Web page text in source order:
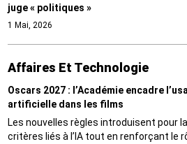
juge « politiques »
1 Mai, 2026
Affaires Et Technologie
Oscars 2027 : l’Académie encadre
artificielle dans les films
Les nouvelles règles introduisent pour
critères liés à l’IA tout en renforçant le